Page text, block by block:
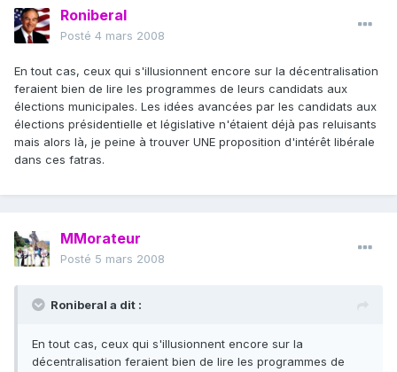
Roniberal
Posté 4 mars 2008
En tout cas, ceux qui s'illusionnent encore sur la décentralisation
feraient bien de lire les programmes de leurs candidats aux
élections municipales. Les idées avancées par les candidats aux
élections présidentielle et législative n'étaient déjà pas reluisants
mais alors là, je peine à trouver UNE proposition d'intérêt libérale
dans ces fatras.
MMorateur
Posté 5 mars 2008
Roniberal a dit :
En tout cas, ceux qui s'illusionnent encore sur la
décentralisation feraient bien de lire les programmes de